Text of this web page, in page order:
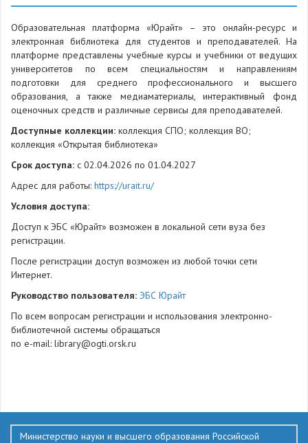
Образовательная платформа «Юрайт» – это онлайн-ресурс и
электронная библиотека для студентов и преподавателей. На
платформе представлены учебные курсы и учебники от ведущих
университетов по всем специальностям и направлениям
подготовки для среднего профессионального и высшего
образования, а также медиаматериалы, интерактивный фонд
оценочных средств и различные сервисы для преподавателей.
Доступные коллекции: коллекция СПО; коллекция ВО;
коллекция «Открытая библиотека»
Срок доступа: с 02.04.2026 по 01.04.2027
Адрес для работы: https://urait.ru/
Условия доступа:
Доступ к ЭБС «Юрайт» возможен в локальной сети вуза без
регистрации.
После регистрации доступ возможен из любой точки сети
Интернет.
Руководство пользователя: ЭБС Юрайт
По всем вопросам регистрации и использования электронно-
библиотечной системы обращаться
по e-mail: library@ogti.orsk.ru
Министерство науки и высшего образования Российской